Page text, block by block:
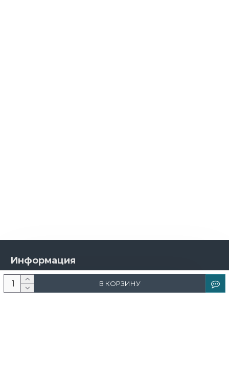
В КОРЗИНУ
Информация
О компании
Новости и акции